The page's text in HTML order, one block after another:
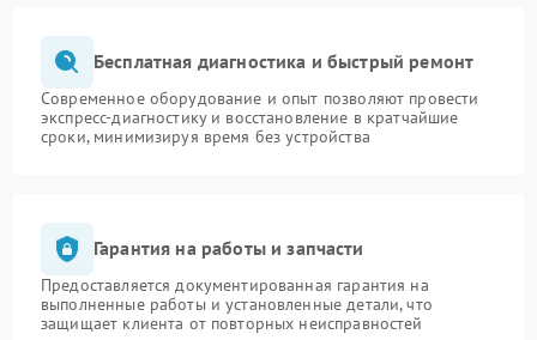
Бесплатная диагностика и быстрый ремонт
Современное оборудование и опыт позволяют провести
экспресс-диагностику и восстановление в кратчайшие
сроки, минимизируя время без устройства
Гарантия на работы и запчасти
Предоставляется документированная гарантия на
выполненные работы и установленные детали, что
защищает клиента от повторных неисправностей